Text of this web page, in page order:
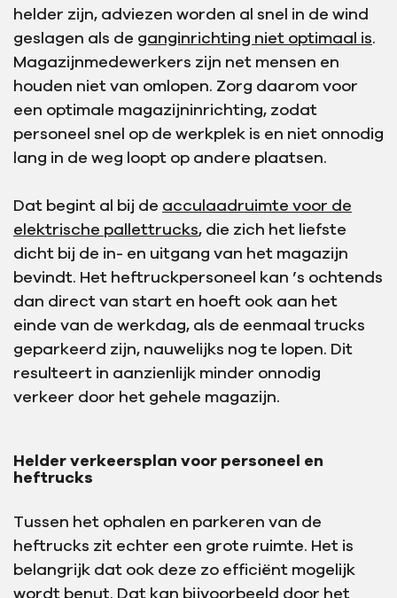
helder zijn, adviezen worden al snel in de wind
geslagen als de ganginrichting niet optimaal is.
Magazijnmedewerkers zijn net mensen en
houden niet van omlopen. Zorg daarom voor
een optimale magazijninrichting, zodat
personeel snel op de werkplek is en niet onnodig
lang in de weg loopt op andere plaatsen.
Dat begint al bij de acculaadruimte voor de
elektrische pallettrucks, die zich het liefste
dicht bij de in- en uitgang van het magazijn
bevindt. Het heftruckpersoneel kan ’s ochtends
dan direct van start en hoeft ook aan het
einde van de werkdag, als de eenmaal trucks
geparkeerd zijn, nauwelijks nog te lopen. Dit
resulteert in aanzienlijk minder onnodig
verkeer door het gehele magazijn.
Helder verkeersplan voor personeel en
heftrucks
Tussen het ophalen en parkeren van de
heftrucks zit echter een grote ruimte. Het is
belangrijk dat ook deze zo efficiënt mogelijk
wordt benut. Dat kan bijvoorbeeld door het